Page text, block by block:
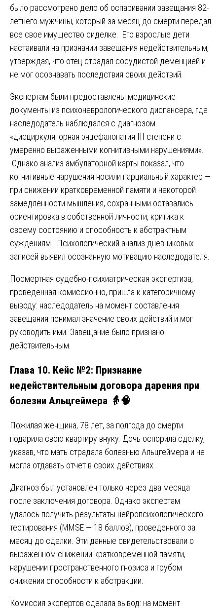
было рассмотрено дело об оспаривании завещания 82-
летнего мужчины, который за месяц до смерти передал
все свое имущество сиделке. Его взрослые дети
настаивали на признании завещания недействительным,
утверждая, что отец страдал сосудистой деменцией и
не мог осознавать последствия своих действий.
Экспертам были предоставлены медицинские
документы из психоневрологического диспансера, где
наследодатель наблюдался с диагнозом
«дисциркуляторная энцефалопатия III степени с
умеренно выраженными когнитивными нарушениями».
Однако анализ амбулаторной карты показал, что
когнитивные нарушения носили парциальный характер —
при снижении кратковременной памяти и некоторой
замедленности мышления, сохранными оставались
ориентировка в собственной личности, критика к
своему состоянию и способность к абстрактным
суждениям. Психологический анализ дневниковых
записей выявил осознанную мотивацию наследодателя.
Посмертная судебно-психиатрическая экспертиза,
проведенная комиссионно, пришла к категоричному
выводу: наследодатель на момент составления
завещания понимал значение своих действий и мог
руководить ими. Завещание было признано
действительным.
Глава 10. Кейс №2: Признание
недействительным договора дарения при
болезни Альцгеймера 👵🧠
Пожилая женщина, 78 лет, за полгода до смерти
подарила свою квартиру внуку. Дочь оспорила сделку,
указав, что мать страдала болезнью Альцгеймера и не
могла отдавать отчет в своих действиях.
Диагноз был установлен только через два месяца
после заключения договора. Однако экспертам
удалось получить результаты нейропсихологического
тестирования (MMSE — 18 баллов), проведенного за
месяц до сделки. Эти данные свидетельствовали о
выраженном снижении кратковременной памяти,
нарушении пространственного гнозиса и грубом
снижении способности к абстракции.
Комиссия экспертов сделала вывод: на момент